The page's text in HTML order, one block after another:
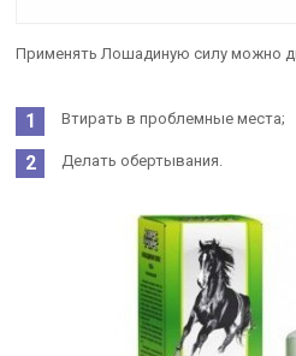
Применять Лошадиную силу можно
Втирать в проблемные места;
Делать обертывания.